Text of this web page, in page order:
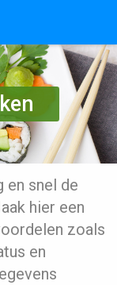
en snel de
hier een
zoals
en